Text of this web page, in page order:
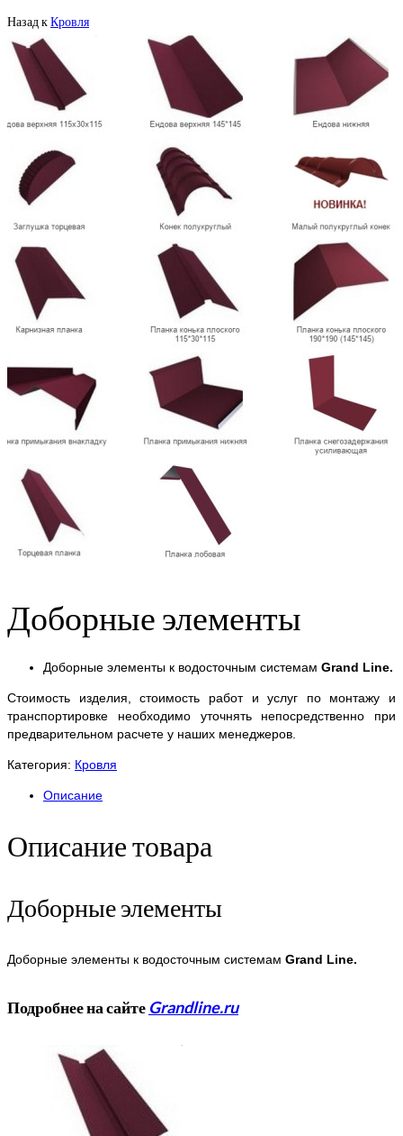
Назад кКровля
Доборные элементы
Доборные элементы к водосточным системам Grand Line.
Стоимость изделия, стоимость работ и услуг по монтажу и
транспортировке необходимо уточнять непосредственно при
предварительном расчете у наших менеджеров.
Категория: Кровля
Описание
Описание товара
Доборные элементы
Доборные элементы к водосточным системам Grand Line.
Подробнее на сайте Grandline.ru